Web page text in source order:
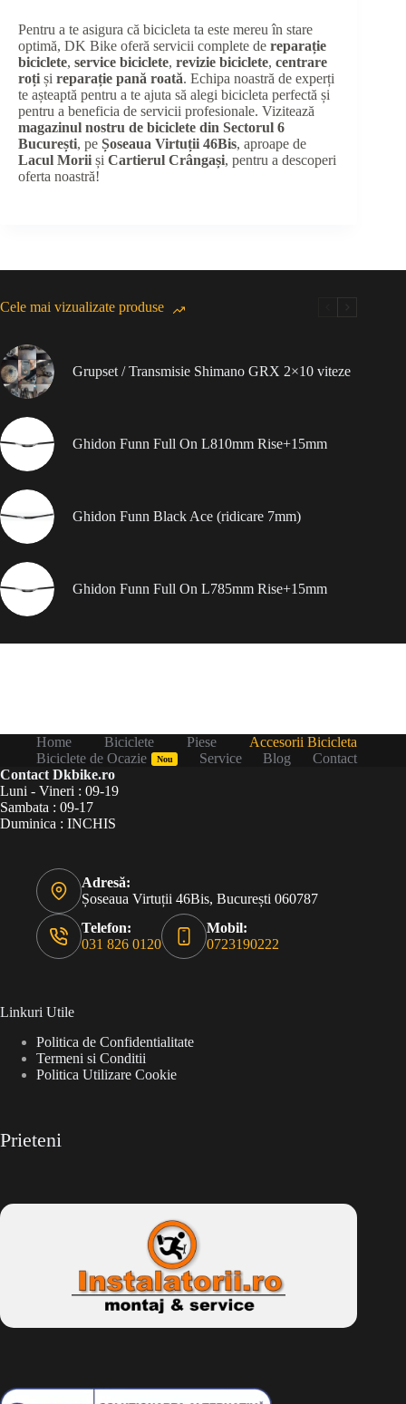
Pentru a te asigura că bicicleta ta este mereu în stare
optimă, DK Bike oferă servicii complete de reparație
biciclete, service biciclete, revizie biciclete, centrare
roți și reparație pană roată. Echipa noastră de experți
te așteaptă pentru a te ajuta să alegi bicicleta perfectă și
pentru a beneficia de servicii profesionale. Vizitează
magazinul nostru de biciclete din Sectorul 6
București, pe Șoseaua Virtuții 46Bis, aproape de
Lacul Morii și Cartierul Crângași, pentru a descoperi
oferta noastră!
Cele mai vizualizate produse
Grupset / Transmisie Shimano GRX 2×10 viteze
Ghidon Funn Full On L810mm Rise+15mm
Ghidon Funn Black Ace (ridicare 7mm)
Ghidon Funn Full On L785mm Rise+15mm
Home Biciclete Piese
Accesorii Bicicleta
Biciclete de Ocazie
Nou Service Blog
Contact
Contact Dkbike.ro
Luni - Vineri : 09-19
Sambata : 09-17
Duminica : INCHIS
Adresă:
Șoseaua Virtuții 46Bis, București 060787
Telefon:
031 826 0120
Mobil:
0723190222
Linkuri Utile
Politica de Confidentialitate
Termeni si Conditii
Politica Utilizare Cookie
Prieteni